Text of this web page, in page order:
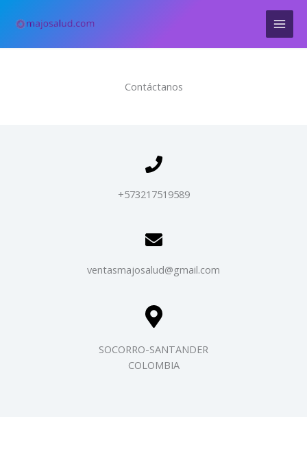
Contáctanos
+573217519589
ventasmajosalud@gmail.com
SOCORRO-SANTANDER
COLOMBIA